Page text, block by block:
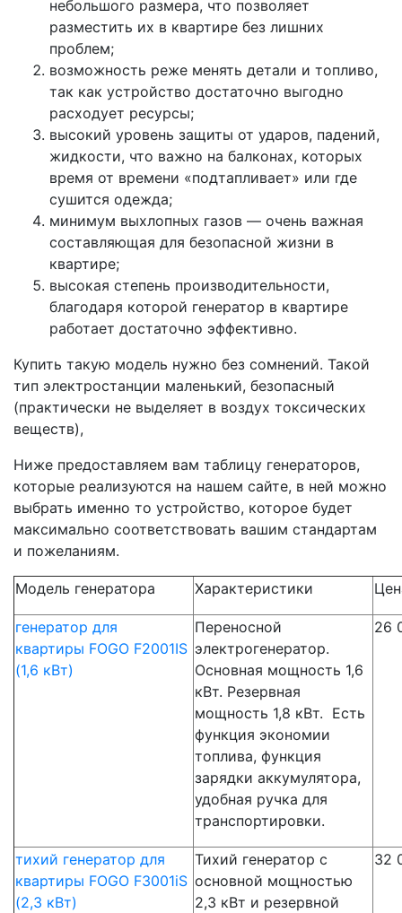
небольшого размера, что позволяет
разместить их в квартире без лишних
проблем;
возможность реже менять детали и топливо,
так как устройство достаточно выгодно
расходует ресурсы;
высокий уровень защиты от ударов, падений,
жидкости, что важно на балконах, которых
время от времени «подтапливает» или где
сушится одежда;
минимум выхлопных газов — очень важная
составляющая для безопасной жизни в
квартире;
высокая степень производительности,
благодаря которой генератор в квартире
работает достаточно эффективно.
Купить такую модель нужно без сомнений. Такой
тип электростанции маленький, безопасный
(практически не выделяет в воздух токсических
веществ),
Ниже предоставляем вам таблицу генераторов,
которые реализуются на нашем сайте, в ней можно
выбрать именно то устройство, которое будет
максимально соответствовать вашим стандартам
и пожеланиям.
Модель генератора Характеристики
генератор для
квартиры FOGO F2001IS
(1,6 кВт)
Переносной
электрогенератор.
Основная мощность 1,6
кВт. Резервная
мощность 1,8 кВт. Есть
функция экономии
топлива, функция
зарядки аккумулятора,
удобная ручка для
транспортировки.
26
тихий генератор для
квартиры FOGO F3001iS
(2,3 кВт)
Тихий генератор с
основной мощностью
2,3 кВт и резервной
32